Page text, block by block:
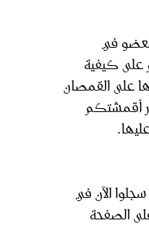
في
كيفية
على القمصان
أقمشتكم
إلينا في المخيم الربيعي ٢٠١٩. سجلوا الآن في
الصفحة